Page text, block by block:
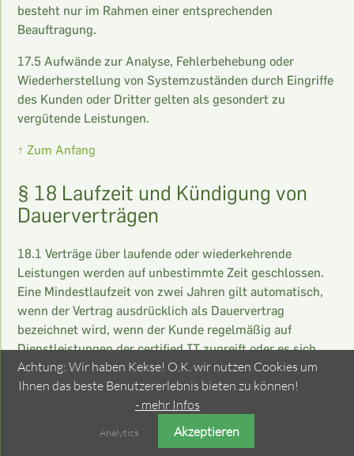
besteht nur im Rahmen einer entsprechenden
Beauftragung.
17.5 Aufwände zur Analyse, Fehlerbehebung oder
Wiederherstellung von Systemzuständen durch Eingriffe
des Kunden oder Dritter gelten als gesondert zu
vergütende Leistungen.
↑ Zum Anfang
§ 18 Laufzeit und Kündigung von
Dauerverträgen
18.1 Verträge über laufende oder wiederkehrende
Leistungen werden auf unbestimmte Zeit geschlossen.
Eine Mindestlaufzeit von zwei Jahren gilt automatisch,
wenn der Vertrag ausdrücklich als Dauervertrag
bezeichnet wird, wenn der Kunde regelmäßig auf
Dienstleistungen der certified IT zugreift oder es sich
um verwaltete Dienste (Managed Services) handelt —
insbesondere Hosting, Backup, Monitoring oder
Fernwartung. Nach Ablauf der Mindestlaufzeit
verlängert sich der Vertrag automatisch um jeweils
weitere zwei Jahre, sofern er nicht mit einer Frist von
Achtung: Wir haben Kekse! O.K. wir nutzen Cookies um
Ihnen das beste Benutzererlebnis bieten zu können!
- mehr Infos
Analytics Akzeptieren